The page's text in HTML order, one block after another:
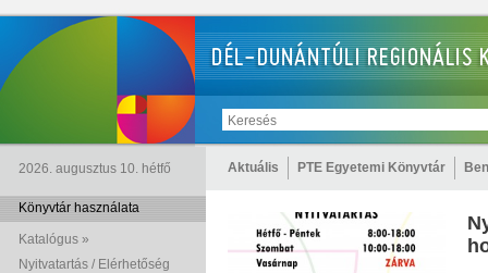
2026. augusztus 10. hétfő Aktuális PTE Egyetemi Könyvtár
Könyvtár használata
Katalógus »
Nyitvatartás / Elérhetőség